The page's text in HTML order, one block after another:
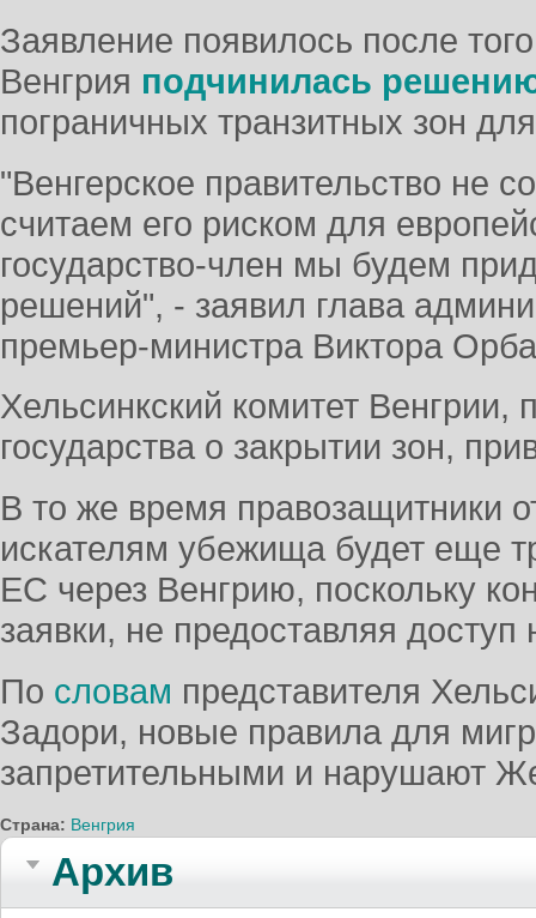
Заявление появилось после
Венгрия подчинилась
пограничных транзитных зон
"Венгерское правительство не
считаем его риском для
государство-член мы будем
решений", - заявил глава
премьер-министра Виктора
Хельсинкский комитет Венгрии,
государства о закрытии зон,
В то же время правозащитники
искателям убежища будет еще
ЕС через Венгрию, поскольку
заявки, не предоставляя
По словам представителя
Задори, новые правила для
запретительными и нарушают
Страна: Венгрия
Архив